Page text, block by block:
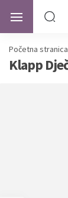
Početna stranica
Klapp